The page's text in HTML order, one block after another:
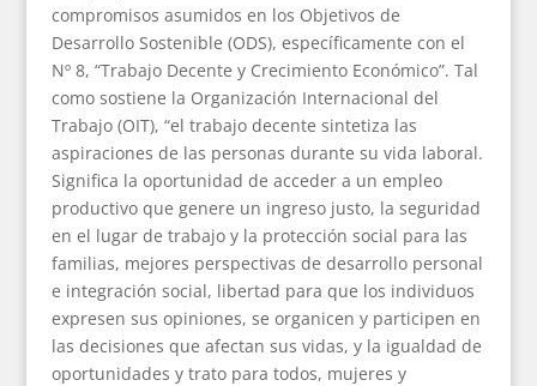
compromisos asumidos en los Objetivos de
Desarrollo Sostenible (ODS), específicamente con el
Nº 8, “Trabajo Decente y Crecimiento Económico”. Tal
como sostiene la Organización Internacional del
Trabajo (OIT), “el trabajo decente sintetiza las
aspiraciones de las personas durante su vida laboral.
Significa la oportunidad de acceder a un empleo
productivo que genere un ingreso justo, la seguridad
en el lugar de trabajo y la protección social para las
familias, mejores perspectivas de desarrollo personal
e integración social, libertad para que los individuos
expresen sus opiniones, se organicen y participen en
las decisiones que afectan sus vidas, y la igualdad de
oportunidades y trato para todos, mujeres y